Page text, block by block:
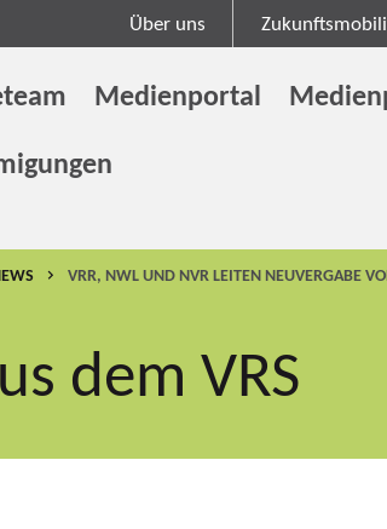
Über uns
Medienportal
VRR, NWL UND NVR LEITEN NEUVERGABE
dem VRS